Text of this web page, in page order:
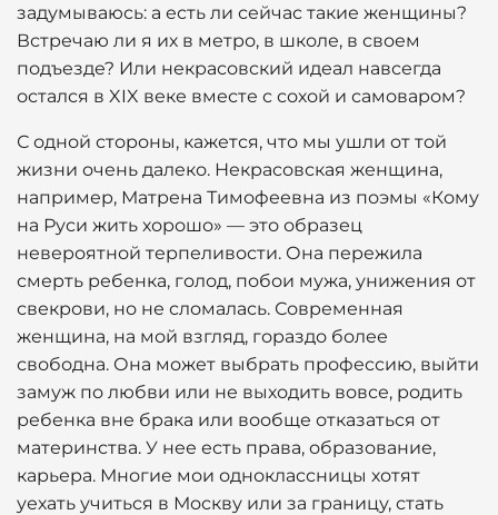
задумываюсь: а есть ли сейчас такие женщины?
Встречаю ли я их в метро, в школе, в своем
подъезде? Или некрасовский идеал навсегда
остался в XIX веке вместе с сохой и самоваром?
С одной стороны, кажется, что мы ушли от той
жизни очень далеко. Некрасовская женщина,
например, Матрена Тимофеевна из поэмы «Кому
на Руси жить хорошо» — это образец
невероятной терпеливости. Она пережила
смерть ребенка, голод, побои мужа, унижения от
свекрови, но не сломалась. Современная
женщина, на мой взгляд, гораздо более
свободна. Она может выбрать профессию, выйти
замуж по любви или не выходить вовсе, родить
ребенка вне брака или вообще отказаться от
материнства. У нее есть права, образование,
карьера. Многие мои одноклассницы хотят
уехать учиться в Москву или за границу, стать